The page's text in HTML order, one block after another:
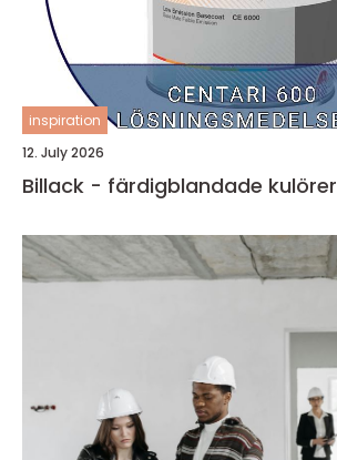
inspiration
12. July 2026
Billack - färdigblandade kulörer